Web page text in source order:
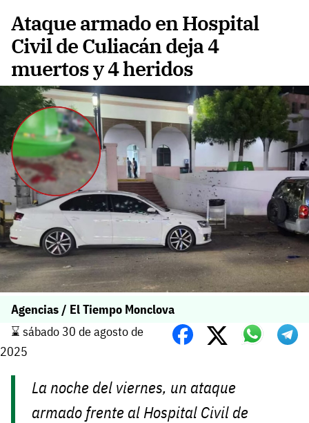
Ataque armado en Hospital
Civil de Culiacán deja 4
muertos y 4 heridos
Agencias / El Tiempo Monclova
⌛️ sábado 30 de agosto de
2025
La noche del viernes, un ataque
armado frente al Hospital Civil de